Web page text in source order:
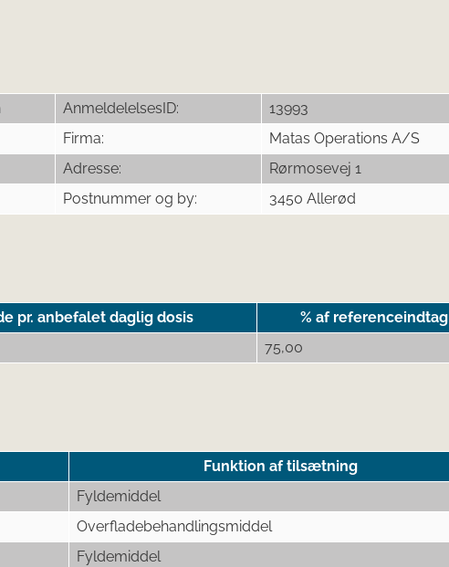
AnmeldelelsesID:
13993
Firma:
Matas Operations A/S
Adresse:
Rørmosevej 1
Postnummer og by: 3450 Allerød
pr. anbefalet daglig dosis
% af referenceindtag
75,00
Funktion af tilsætning
Fyldemiddel
Overfladebehandlingsmiddel
Fyldemiddel